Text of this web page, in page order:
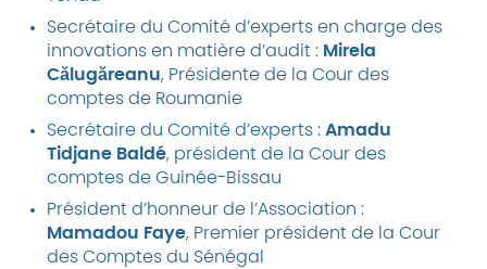
Secrétaire du Comité d’experts en charge des
innovations en matière d’audit : Mirela
Călugăreanu, Présidente de la Cour des
comptes de Roumanie
Secrétaire du Comité d’experts : Amadu
Tidjane Baldé, président de la Cour des
comptes de Guinée-Bissau
Président d’honneur de l’Association :
Mamadou Faye, Premier président de la Cour
des Comptes du Sénégal